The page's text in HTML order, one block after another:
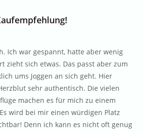
Ich war gespannt, hatte aber wenig
zieht sich etwas. Das passt aber zum
ums Joggen an sich geht. Hier
sehr authentisch. Die vielen
machen es für mich zu einem
wird bei mir einen würdigen Platz
Denn ich kann es nicht oft genug